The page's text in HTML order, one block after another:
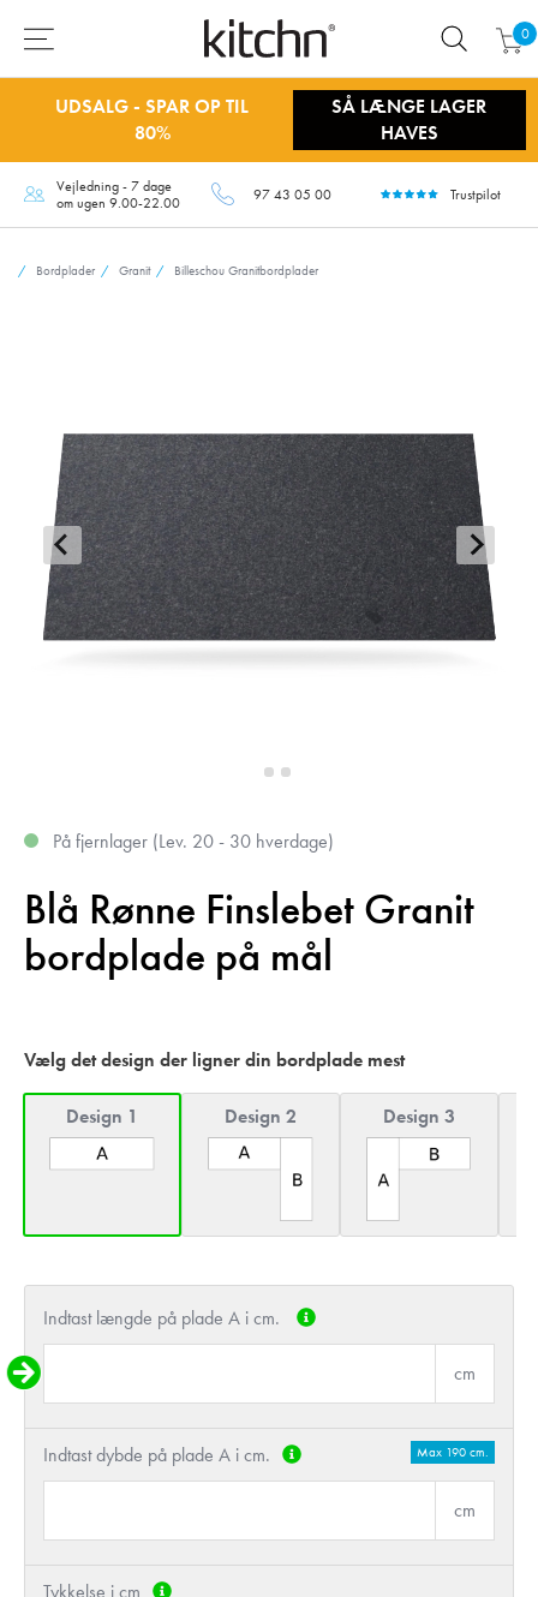
0
UDSALG - SPAR OP TIL
80%
SÅ LÆNGE LAGER
HAVES
Vejledning - 7 dage
om ugen 9.00-22.00
97 43 05 00 Trustpilot
Bordplader Granit Billeschou Granitbordplader
På fjernlager (Lev. 20 - 30 hverdage)
Blå Rønne Finslebet Granit
bordplade på mål
Vælg det design der ligner din bordplade mest
Design 1 Design 2 Design 3
Indtast længde på plade A i cm.
cm
Indtast dybde på plade A i cm. Max 190 cm.
cm
Tykkelse i cm